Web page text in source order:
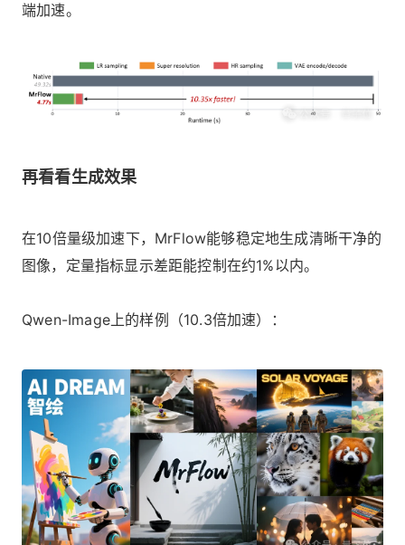
端加速。
再看看生成效果
在10倍量级加速下，MrFlow能够稳定地生成清晰干净的
图像，定量指标显示差距能控制在约1%以内。
Qwen-Image上的样例（10.3倍加速）：